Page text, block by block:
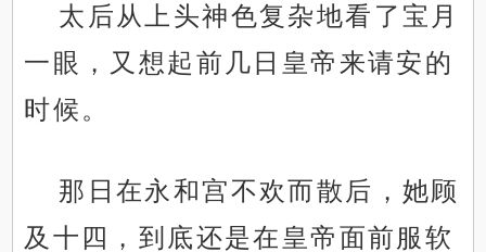
太后从上头神色复杂地看了宝月
一眼，又想起前几日皇帝来请安的
时候。
那日在永和宫不欢而散后，她顾
及十四，到底还是在皇帝面前服软